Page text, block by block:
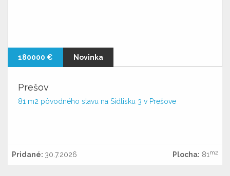
180000 € Novinka
Prešov
81 m2 pôvodného stavu na Sídlisku 3 v Prešove
Pridané: 30.7.2026 Plocha: 81 m2